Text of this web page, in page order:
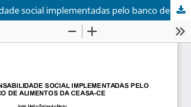
Ações de responsabilidade social implementadas pelo banco de alimentos da CEASA-CE